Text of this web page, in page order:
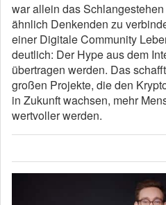
war allein das
ähnlich Denkenden zu
einer Digitale Community
deutlich: Der Hype aus dem
übertragen werden. Das
großen Projekte, die den
in Zukunft wachsen, mehr
wertvoller werden.